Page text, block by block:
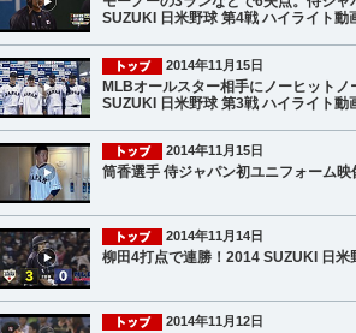
SUZUKI 日米野球 第4戦 ハイライト動
2014年11月15日
MLBオールスター相手にノーヒット
SUZUKI 日米野球 第3戦 ハイライト動
2014年11月15日
筒香選手 侍ジャパン初ユニフォーム映
2014年11月14日
柳田4打点で連勝！2014 SUZUKI 日米
2014年11月12日